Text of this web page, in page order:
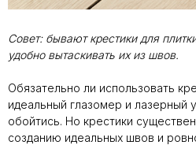
Совет: бывают крестики для
удобно вытаскивать их из швов.
Обязательно ли использовать
идеальный глазомер и
обойтись. Но крестики
созданию идеальных швов и